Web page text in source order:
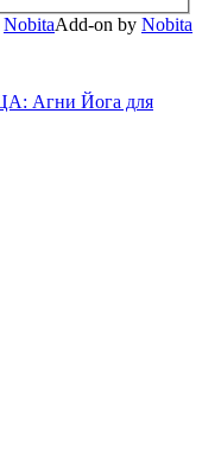
Add-on by Nobita
Nobita